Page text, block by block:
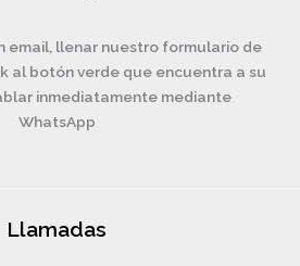
email, llenar nuestro formulario de
al botón verde que encuentra a su
inmediatamente mediante
WhatsApp
Llamadas